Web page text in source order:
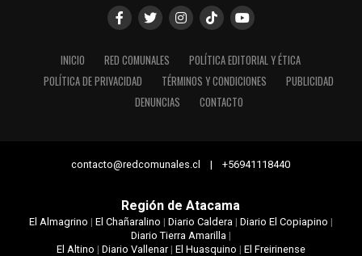
INICIO RED COMUNALES
POLÍTICA EDITORIAL Y ÉTICA
POLÍTICA DE PRIVACIDAD
TÉRMINOS Y CONDICIONES
PUBLICIDAD
DENUNCIAS
CONTACTO
contacto@redcomunales.cl | +56941118440
Región de Atacama
El Almagrino | El Chañaralino | Diario Caldera | Diario El Copiapino |
Diario Tierra Amarilla |
El Altino | Diario Vallenar| El Huasquino | El Freirinense